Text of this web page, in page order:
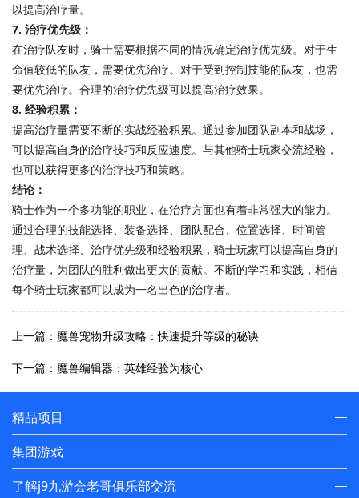
以提高治疗量。
7. 治疗优先级：
在治疗队友时，骑士需要根据不同的情况确定治疗优先级。对于生
命值较低的队友，需要优先治疗。对于受到控制技能的队友，也需
要优先治疗。合理的治疗优先级可以提高治疗效果。
8. 经验积累：
提高治疗量需要不断的实战经验积累。通过参加团队副本和战场，
可以提高自身的治疗技巧和反应速度。与其他骑士玩家交流经验，
也可以获得更多的治疗技巧和策略。
结论：
骑士作为一个多功能的职业，在治疗方面也有着非常强大的能力。
通过合理的技能选择、装备选择、团队配合、位置选择、时间管
理、战术选择、治疗优先级和经验积累，骑士玩家可以提高自身的
治疗量，为团队的胜利做出更大的贡献。不断的学习和实践，相信
每个骑士玩家都可以成为一名出色的治疗者。
上一篇：魔兽宠物升级攻略：快速提升等级的秘诀
下一篇：魔兽编辑器：英雄经验为核心
精品项目
集团游戏
了解j9九游会老哥俱乐部交流